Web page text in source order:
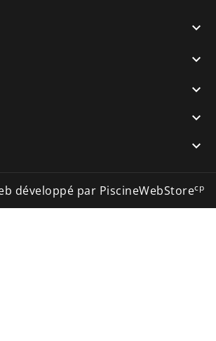





développé par PiscineWebStorecp